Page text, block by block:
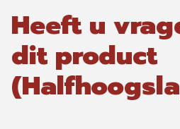
Heeft u
dit product